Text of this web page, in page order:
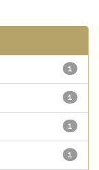
1
1
1
1